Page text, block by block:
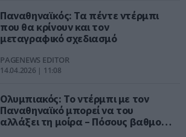
Παναθηναϊκός: Τα πέντε ντέρμπι
που θα κρίνουν και τον
μεταγραφικό σχεδιασμό
PAGENEWS EDITOR
14.04.2026 | 11:08
Ολυμπιακός: Το ντέρμπι με τον
Παναθηναϊκό μπορεί να του
αλλάξει τη μοίρα – Πόσους βαθμούς